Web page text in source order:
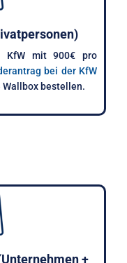
KfW mit 900€ pro
bei der KfW
bestellen.
+